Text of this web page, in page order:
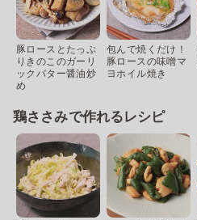
豚ロースとたっぷ
りきのこのガーリ
ックバター醤油炒
め
包んで焼くだけ！
豚ロースの味噌マ
ヨホイル焼き
鶏ささみで作れるレシピ